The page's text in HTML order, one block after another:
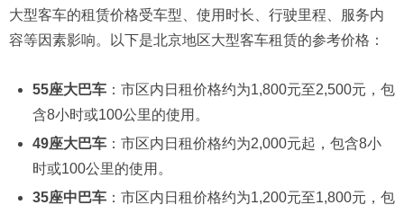
大型客车的租赁价格受车型、使用时长、行驶里程、服务内
容等因素影响。以下是北京地区大型客车租赁的参考价格：​
55座大巴车：​市区内日租价格约为1,800元至2,500元，包
含8小时或100公里的使用。​
49座大巴车：​市区内日租价格约为2,000元起，包含8小
时或100公里的使用。​
35座中巴车：​市区内日租价格约为1,200元至1,800元，包